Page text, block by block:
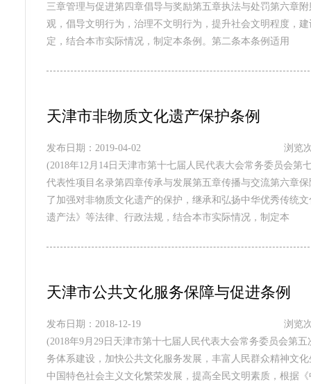
三章管理与促进第四章倡导与奖励第五章执法与处罚第六章
观，倡导文明行为，治理不文明行为，提升社会文明程度，
定，结合本市实际情况，制定本条例。第二条本条例适用
天津市非物质文化遗产保护条例
发布日期：2019-04-02
浏览
(2018年12月14日天津市第十七届人民代表大会常务委员会
代表性项目名录第四章传承与发展第五章传播与交流第六章
了加强对非物质文化遗产的保护，继承和弘扬中华优秀传统
遗产法》等法律、行政法规，结合本市实际情况，制定本
天津市公共文化服务保障与促进条例
发布日期：2018-12-19
浏览
(2018年9月29日天津市第十七届人民代表大会常务委员会第
务体系建设，加快公共文化服务发展，丰富人民群众精神文
中国特色社会主义文化繁荣发展，提高全民文明素质，根据